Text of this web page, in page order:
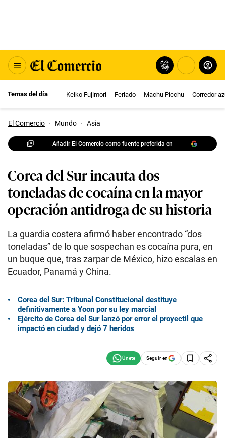
Temas del día Keiko Fujimori Feriado Machu Picchu Corredor
El Comercio · Mundo · Asia
Añadir El Comercio como fuente preferida en
Corea del Sur incauta dos
toneladas de cocaína en la mayor
operación antidroga de su historia
La guardia costera afirmó haber encontrado “dos
toneladas” de lo que sospechan es cocaína pura, en
un buque que, tras zarpar de México, hizo escalas en
Ecuador, Panamá y China.
Corea del Sur: Tribunal Constitucional destituye
definitivamente a Yoon por su ley marcial
Ejército de Corea del Sur lanzó por error el proyectil que
impactó en ciudad y dejó 7 heridos
Seguir en